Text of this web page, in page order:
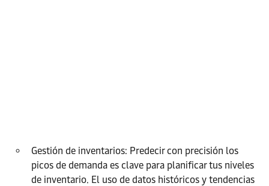
Gestión de inventarios: Predecir con precisión los
picos de demanda es clave para planificar tus niveles
de inventario. El uso de datos históricos y tendencias